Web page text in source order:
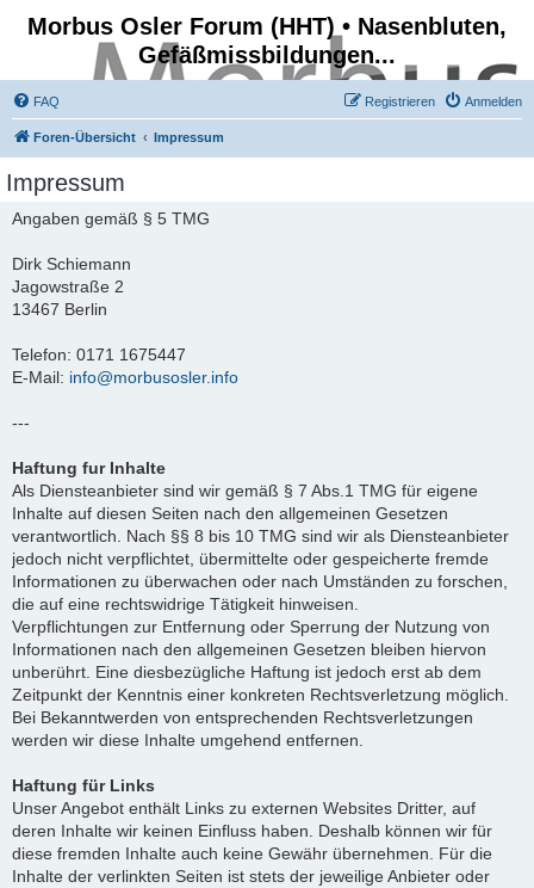
Morbus Osler Forum (HHT) • Nasenbluten,
Gefäßmissbildungen...
FAQ Anmelden
Registrieren
Foren-Übersicht Impressum
Impressum
Angaben gemäß § 5 TMG
Dirk Schiemann
Jagowstraße 2
13467 Berlin
Telefon: 0171 1675447
E-Mail: info@morbusosler.info
---
Haftung fur Inhalte
Als Diensteanbieter sind wir gemäß § 7 Abs.1 TMG für eigene
Inhalte auf diesen Seiten nach den allgemeinen Gesetzen
verantwortlich. Nach §§ 8 bis 10 TMG sind wir als Diensteanbieter
jedoch nicht verpflichtet, übermittelte oder gespeicherte fremde
Informationen zu überwachen oder nach Umständen zu forschen,
die auf eine rechtswidrige Tätigkeit hinweisen.
Verpflichtungen zur Entfernung oder Sperrung der Nutzung von
Informationen nach den allgemeinen Gesetzen bleiben hiervon
unberührt. Eine diesbezügliche Haftung ist jedoch erst ab dem
Zeitpunkt der Kenntnis einer konkreten Rechtsverletzung möglich.
Bei Bekanntwerden von entsprechenden Rechtsverletzungen
werden wir diese Inhalte umgehend entfernen.
Haftung für Links
Unser Angebot enthält Links zu externen Websites Dritter, auf
deren Inhalte wir keinen Einfluss haben. Deshalb können wir für
diese fremden Inhalte auch keine Gewähr übernehmen. Für die
Inhalte der verlinkten Seiten ist stets der jeweilige Anbieter oder